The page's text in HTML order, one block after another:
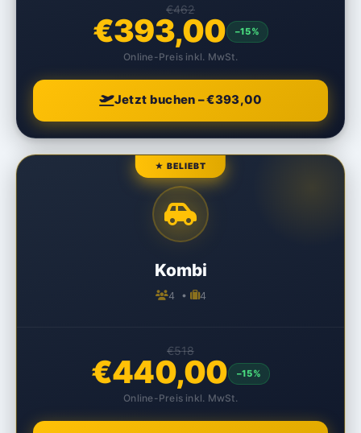
€462
€393,00 –15%
Online-Preis inkl. MwSt.
Jetzt buchen – €393,00
★ BELIEBT
Kombi
4 • 4
€518
€440,00 –15%
Online-Preis inkl. MwSt.